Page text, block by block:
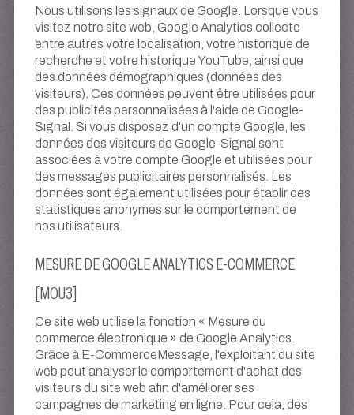
Nous utilisons les signaux de Google. Lorsque vous
visitez notre site web, Google Analytics collecte
entre autres votre localisation, votre historique de
recherche et votre historique YouTube, ainsi que
des données démographiques (données des
visiteurs). Ces données peuvent être utilisées pour
des publicités personnalisées à l'aide de Google-
Signal. Si vous disposez d'un compte Google, les
données des visiteurs de Google-Signal sont
associées à votre compte Google et utilisées pour
des messages publicitaires personnalisés. Les
données sont également utilisées pour établir des
statistiques anonymes sur le comportement de
nos utilisateurs.
MESURE DE GOOGLE ANALYTICS E-COMMERCE
[MOU3]
Ce site web utilise la fonction « Mesure du
commerce électronique » de Google Analytics.
Grâce à E-CommerceMessage, l'exploitant du site
web peut analyser le comportement d'achat des
visiteurs du site web afin d'améliorer ses
campagnes de marketing en ligne. Pour cela, des